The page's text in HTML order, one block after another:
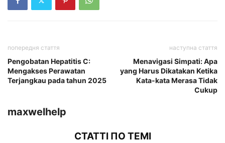
попередня стаття
Pengobatan Hepatitis C:
Mengakses Perawatan
Terjangkau pada tahun 2025
наступна стаття
Menavigasi Simpati: Apa
yang Harus Dikatakan Ketika
Kata-kata Merasa Tidak
Cukup
maxwelhelp
СТАТТІ ПО ТЕМІ